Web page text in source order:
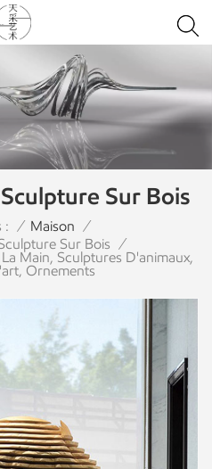
Sur Bois
: / Maison /
Sur Bois /
Main, Sculptures D'animaux,
Ornements